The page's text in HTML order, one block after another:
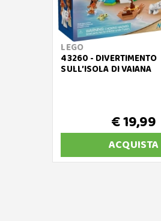
LEGO
43260 - DIVERTIMENTO
SULL’ISOLA DI VAIANA
€ 19,99
ACQUISTA